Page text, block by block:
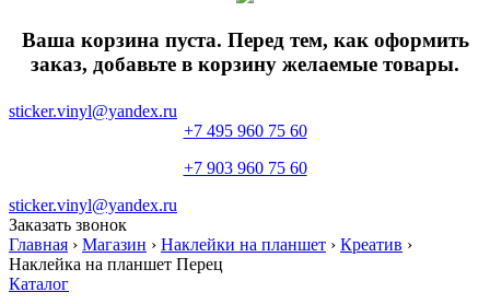
Ваша корзина пуста. Перед тем, как оформить
заказ, добавьте в корзину желаемые товары.
sticker.vinyl@yandex.ru
+7 495 960 75 60
+7 903 960 75 60
sticker.vinyl@yandex.ru
Заказать звонок
Главная › Магазин › Наклейки на планшет › Креатив ›
Наклейка на планшет Перец
Каталог